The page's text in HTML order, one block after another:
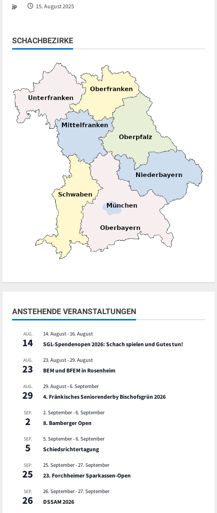
jp 15. August 2025
SCHACHBEZIRKE
ANSTEHENDE VERANSTALTUNGEN
AUG.
14
14. August- 16. August
SGL-Spendenopen 2026: Schach spielen und Gutes tun!
AUG.
23
23. August-29. August
BEM und BFEM in Rosenheim
AUG.
29
29. August-6. September
4. Fränkisches Seniorenderby Bischofsgrün 2026
SEP.
2
2. September-6. September
8. Bamberger Open
SEP.
5
5. September-6. September
Schiedsrichtertagung
SEP.
25
25. September-27. September
23. Forchheimer Sparkassen-Open
SEP.
26
26. September-27. September
DSSAM 2026